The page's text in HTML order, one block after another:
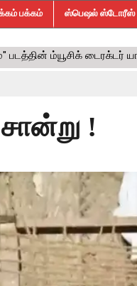
பக்கம் ஸ்பெஷல் ஸ்டோரீஸ்
!